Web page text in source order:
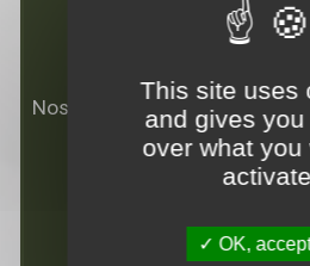
Nos agences seront fermées
L'équipe vous souhaite de
This site uses
and gives
over what you
activate
OK, accept